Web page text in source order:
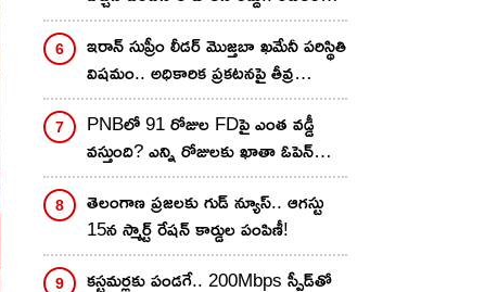
మాస్ వార్నింగ్
ఇరాన్ సుప్రీం లీడర్ మొజ్తబా ఖమేనీ పరిస్థితి
విషమం.. అధికారిక ప్రకటనపై తీవ్ర
ఉత్కంఠ!
PNBలో 91 రోజుల FDపై ఎంత వడ్డీ
వస్తుంది? ఎన్ని రోజులకు ఖాతా ఓపెన్
చేయొచ్చు..
తెలంగాణ ప్రజలకు గుడ్ న్యూస్.. ఆగస్టు
15న స్మార్ట్ రేషన్ కార్డుల పంపిణీ!
కస్టమర్లకు పండగే.. 200Mbps స్పీడ్‌తో